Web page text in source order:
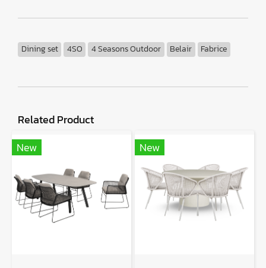
Dining set 4SO 4 Seasons Outdoor Belair Fabrice
Related Product
New
New